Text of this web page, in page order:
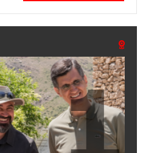
France in Hrazdan, with the
SME
partner of the "Towards
2026" annual conference
1